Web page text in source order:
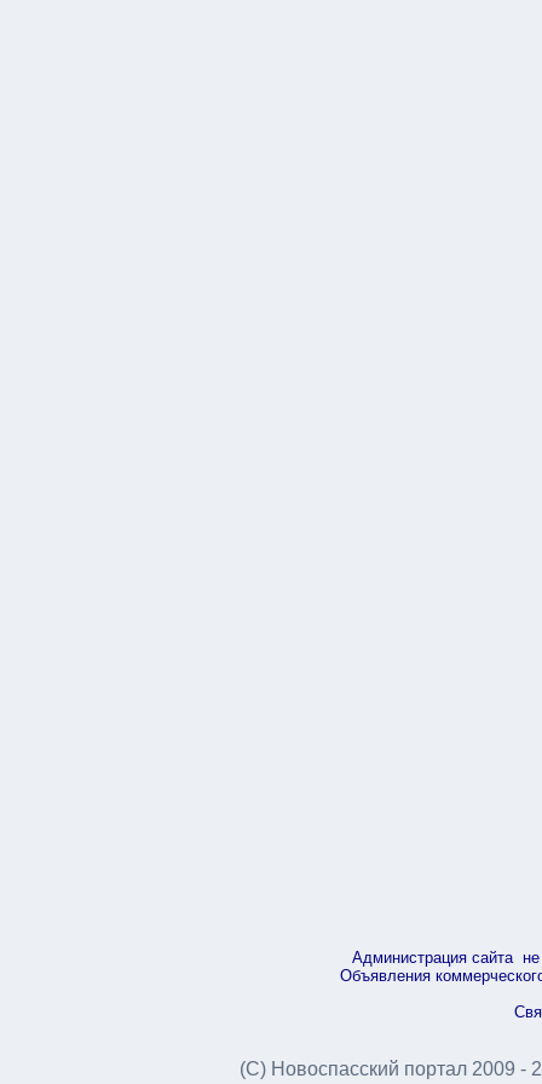
Администрация сайта не
Объявления
(С) Новоспасский портал 2009 -